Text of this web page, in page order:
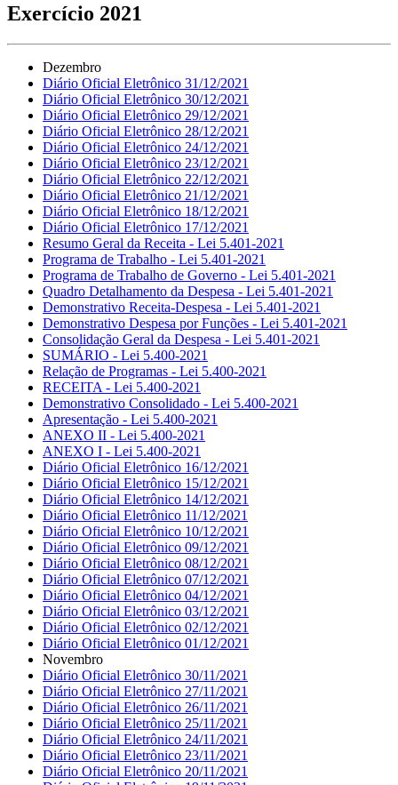
Exercício 2021
Dezembro
Diário Oficial Eletrônico 31/12/2021
Diário Oficial Eletrônico 30/12/2021
Diário Oficial Eletrônico 29/12/2021
Diário Oficial Eletrônico 28/12/2021
Diário Oficial Eletrônico 24/12/2021
Diário Oficial Eletrônico 23/12/2021
Diário Oficial Eletrônico 22/12/2021
Diário Oficial Eletrônico 21/12/2021
Diário Oficial Eletrônico 18/12/2021
Diário Oficial Eletrônico 17/12/2021
Resumo Geral da Receita - Lei 5.401-2021
Programa de Trabalho - Lei 5.401-2021
Programa de Trabalho de Governo - Lei 5.401-2021
Quadro Detalhamento da Despesa - Lei 5.401-2021
Demonstrativo Receita-Despesa - Lei 5.401-2021
Demonstrativo Despesa por Funções - Lei 5.401-2021
Consolidação Geral da Despesa - Lei 5.401-2021
SUMÁRIO - Lei 5.400-2021
Relação de Programas - Lei 5.400-2021
RECEITA - Lei 5.400-2021
Demonstrativo Consolidado - Lei 5.400-2021
Apresentação - Lei 5.400-2021
ANEXO II - Lei 5.400-2021
ANEXO I - Lei 5.400-2021
Diário Oficial Eletrônico 16/12/2021
Diário Oficial Eletrônico 15/12/2021
Diário Oficial Eletrônico 14/12/2021
Diário Oficial Eletrônico 11/12/2021
Diário Oficial Eletrônico 10/12/2021
Diário Oficial Eletrônico 09/12/2021
Diário Oficial Eletrônico 08/12/2021
Diário Oficial Eletrônico 07/12/2021
Diário Oficial Eletrônico 04/12/2021
Diário Oficial Eletrônico 03/12/2021
Diário Oficial Eletrônico 02/12/2021
Diário Oficial Eletrônico 01/12/2021
Novembro
Diário Oficial Eletrônico 30/11/2021
Diário Oficial Eletrônico 27/11/2021
Diário Oficial Eletrônico 26/11/2021
Diário Oficial Eletrônico 25/11/2021
Diário Oficial Eletrônico 24/11/2021
Diário Oficial Eletrônico 23/11/2021
Diário Oficial Eletrônico 20/11/2021